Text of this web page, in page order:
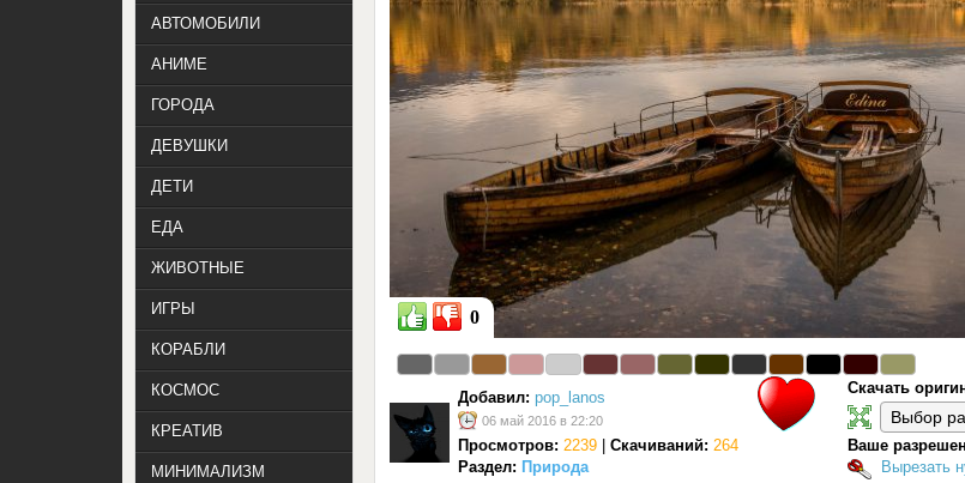
Добавил: pop_lanos
06 май 2016 в 22:20
Просмотров: 2239 Скачиваний: 264
0
Скачать
Ваше
Вырезать
Раздел: Природа
АВТОМОБИЛИ
АНИМЕ
ГОРОДА
ДЕВУШКИ
ДЕТИ
ЕДА
ЖИВОТНЫЕ
ИГРЫ
КОРАБЛИ
КОСМОС
КРЕАТИВ
МИНИМАЛИЗМ